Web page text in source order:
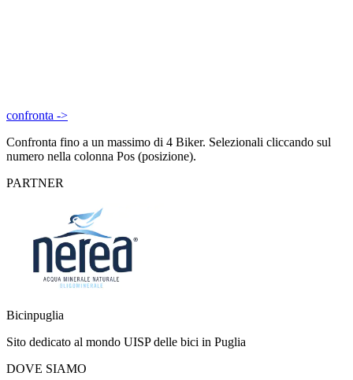
confronta ->
Confronta fino a un massimo di 4 Biker. Selezionali cliccando sul
numero nella colonna Pos (posizione).
PARTNER
Bicinpuglia
Sito dedicato al mondo UISP delle bici in Puglia
DOVE SIAMO